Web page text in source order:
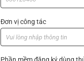
Đơn vị công tác